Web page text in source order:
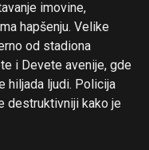
imovine,
hapšenju. Velike
od stadiona
i Devete avenije, gde
hiljada ljudi. Policija
destruktivniji kako je